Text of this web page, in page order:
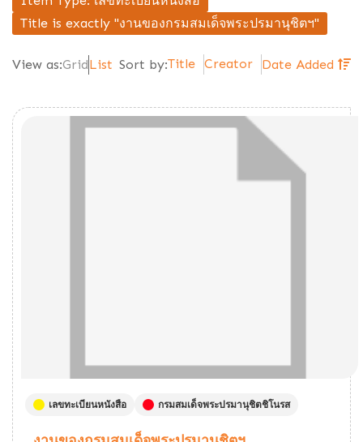
Title is exactly "งานของกรมสมเด็จพระปรมานุชิตฯ"
View as:GridList Sort by:Title Creator Date Added
เลขทะเบียนหนังสือ กรมสมเด็จพระปรมานุชิตชิโนรส